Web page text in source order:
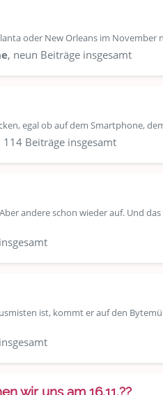
oder New Orleans im November
, neun Beiträge insgesamt
egal ob auf dem Smartphone,
114 Beiträge insgesamt
andere schon wieder auf. Und
ist, kommt er auf den
wir uns am 16.11.??